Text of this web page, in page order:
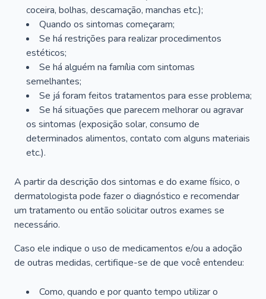
coceira, bolhas, descamação, manchas etc.);
Quando os sintomas começaram;
Se há restrições para realizar procedimentos
estéticos;
Se há alguém na família com sintomas
semelhantes;
Se já foram feitos tratamentos para esse problema;
Se há situações que parecem melhorar ou agravar
os sintomas (exposição solar, consumo de
determinados alimentos, contato com alguns materiais
etc.).
A partir da descrição dos sintomas e do exame físico, o
dermatologista pode fazer o diagnóstico e recomendar
um tratamento ou então solicitar outros exames se
necessário.
Caso ele indique o uso de medicamentos e/ou a adoção
de outras medidas, certifique-se de que você entendeu:
Como, quando e por quanto tempo utilizar o